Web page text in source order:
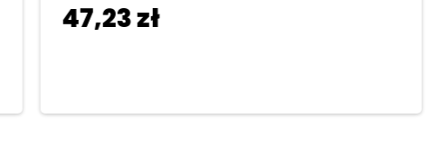
47,23zł